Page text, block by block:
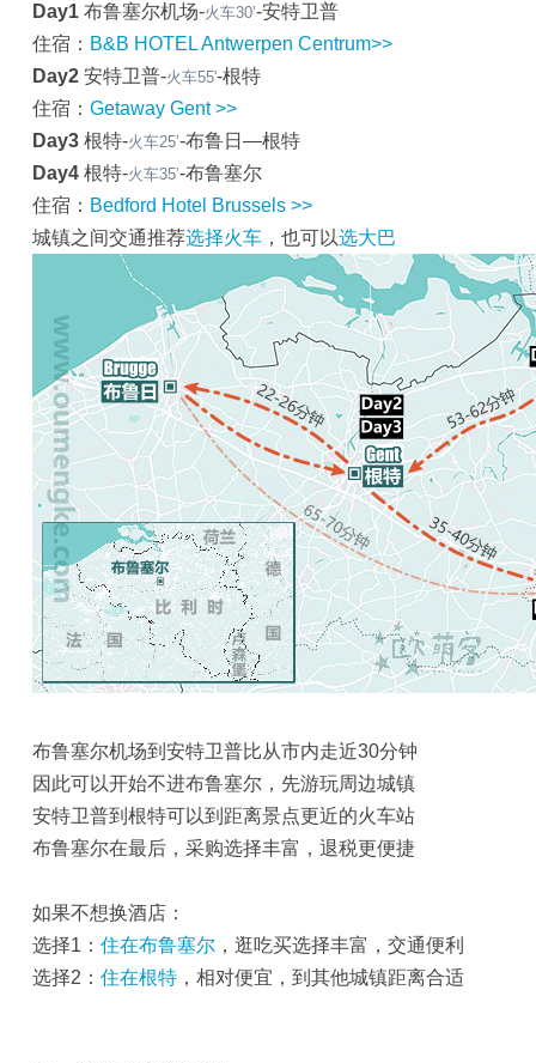
Day1 布鲁塞尔机场-火车30’-安特卫普
住宿： B&B HOTEL Antwerpen Centrum>>
Day2 安特卫普-火车55'-根特
住宿： Getaway Gent >>
Day3 根特-火车25’-布鲁日—根特
Day4 根特-火车35’-布鲁塞尔
住宿： Bedford Hotel Brussels >>
城镇之间交通推荐选择火车 ，也可以选大巴
布鲁塞尔机场到安特卫普比从市内走近30分钟
因此可以开始不进布鲁塞尔，先游玩周边城镇
安特卫普到根特可以到距离景点更近的火车站
布鲁塞尔在最后，采购选择丰富，退税更便捷
如果不想换酒店：
选择1： 住在布鲁塞尔 ，逛吃买选择丰富，交通便利
选择2： 住在根特 ，相对便宜，到其他城镇距离合适